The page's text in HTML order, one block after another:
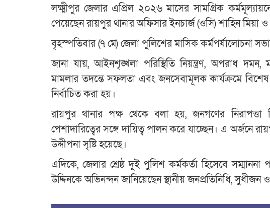
লক্ষ্মীপুর জেলার এপ্রিল ২০২৬ মাসের সামগ্রিক
পেয়েছেন রায়পুর থানার অফিসার ইনচার্জ (ওসি) শাহিন
বৃহস্পতিবার (৭ মে) জেলা পুলিশের মাসিক কর্মপর্যালোচনা
জানা যায়, আইনশৃঙ্খলা পরিস্থিতি নিয়ন্ত্রণ, অপরাধ দমন,
মামলার তদন্তে সফলতা এবং জনসেবামূলক কার্যক্রমে বিশেষ
নির্বাচিত করা হয়।
রায়পুর থানার পক্ষ থেকে বলা হয়, জনগণের নিরাপত্তা
পেশাদারিত্বের সঙ্গে দায়িত্ব পালন করে যাচ্ছেন। এ অর্জনে
উদ্দীপনা সৃষ্টি হয়েছে।
এদিকে, জেলার শ্রেষ্ঠ দুই পুলিশ কর্মকর্তা হিসেবে
উদ্দিনকে অভিনন্দন জানিয়েছেন স্থানীয় জনপ্রতিনিধি, সুধীজন